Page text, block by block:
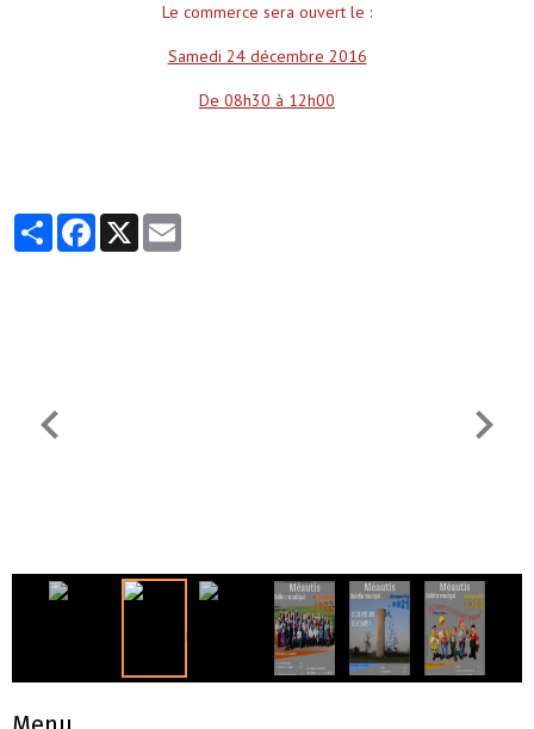
Le commerce sera ouvert le :
Samedi 24 décembre 2016
De 08h30 à 12h00
PartagerFacebook
X